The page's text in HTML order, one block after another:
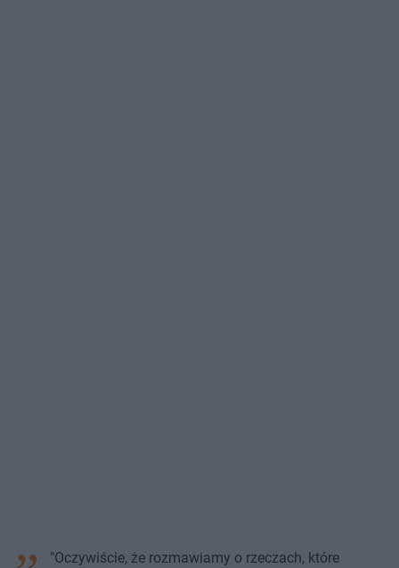
"Oczywiście, że rozmawiamy o rzeczach, które